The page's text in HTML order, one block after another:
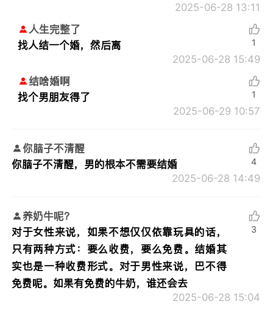
2025-06-28 13:11
人生完整了
找人结一个婚，然后离
2025-06-28 15:49
1
结啥婚啊
找个男朋友得了
2025-06-29 10:57
1
你脑子不清醒
你脑子不清醒，男的根本不需要结婚
2025-06-28 14:49
4
养奶牛呢？
对于女性来说，如果不想仅仅依靠玩具的话，
只有两种方式：要么收费，要么免费。结婚其
实也是一种收费形式。对于男性来说，巴不得
免费呢。如果有免费的牛奶，谁还会去
2025-06-28 15:04
3